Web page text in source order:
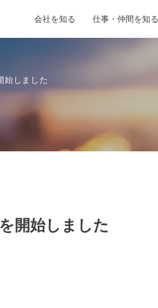
会社を知る 仕事・仲間を知る
始しました
開始しました